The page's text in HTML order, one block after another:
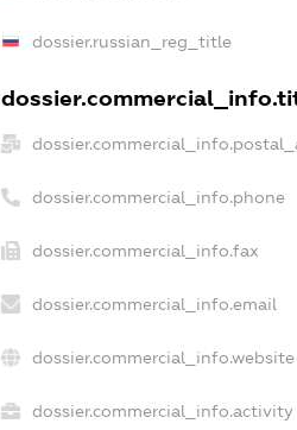
dossier.russian_reg_title
dossier.commercial_info.phone
dossier.commercial_info.fax
dossier.commercial_info.email
dossier.commercial_info.website
dossier.commercial_info.activity